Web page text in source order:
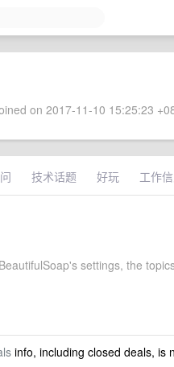
on 2017-11-10 15:25:23
技术话题 好玩 工作
settings, the
info, including closed deals, is